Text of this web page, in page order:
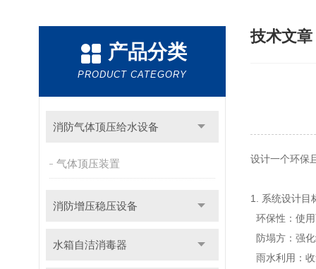
产品分类
PRODUCT CATEGORY
消防气体顶压给水设备
气体顶压装置
消防增压稳压设备
水箱自洁消毒器
技术文章
设计一个环保
1 系统设计目
环保性 ： 使
防塌方 ：强化
雨水利用 ：